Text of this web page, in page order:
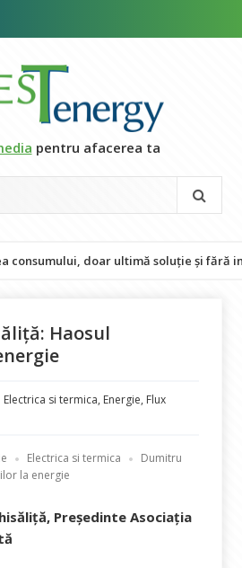
pentru afacerea ta
doar ultimă soluție și fără impact
Haosul
Categorii
Electrica si termica, Energie, Flux
Electrica si termica
Dumitru
la energie
Președinte Asociația